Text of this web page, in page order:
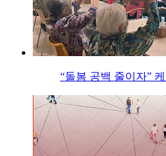
“돌봄 공백 줄이자”